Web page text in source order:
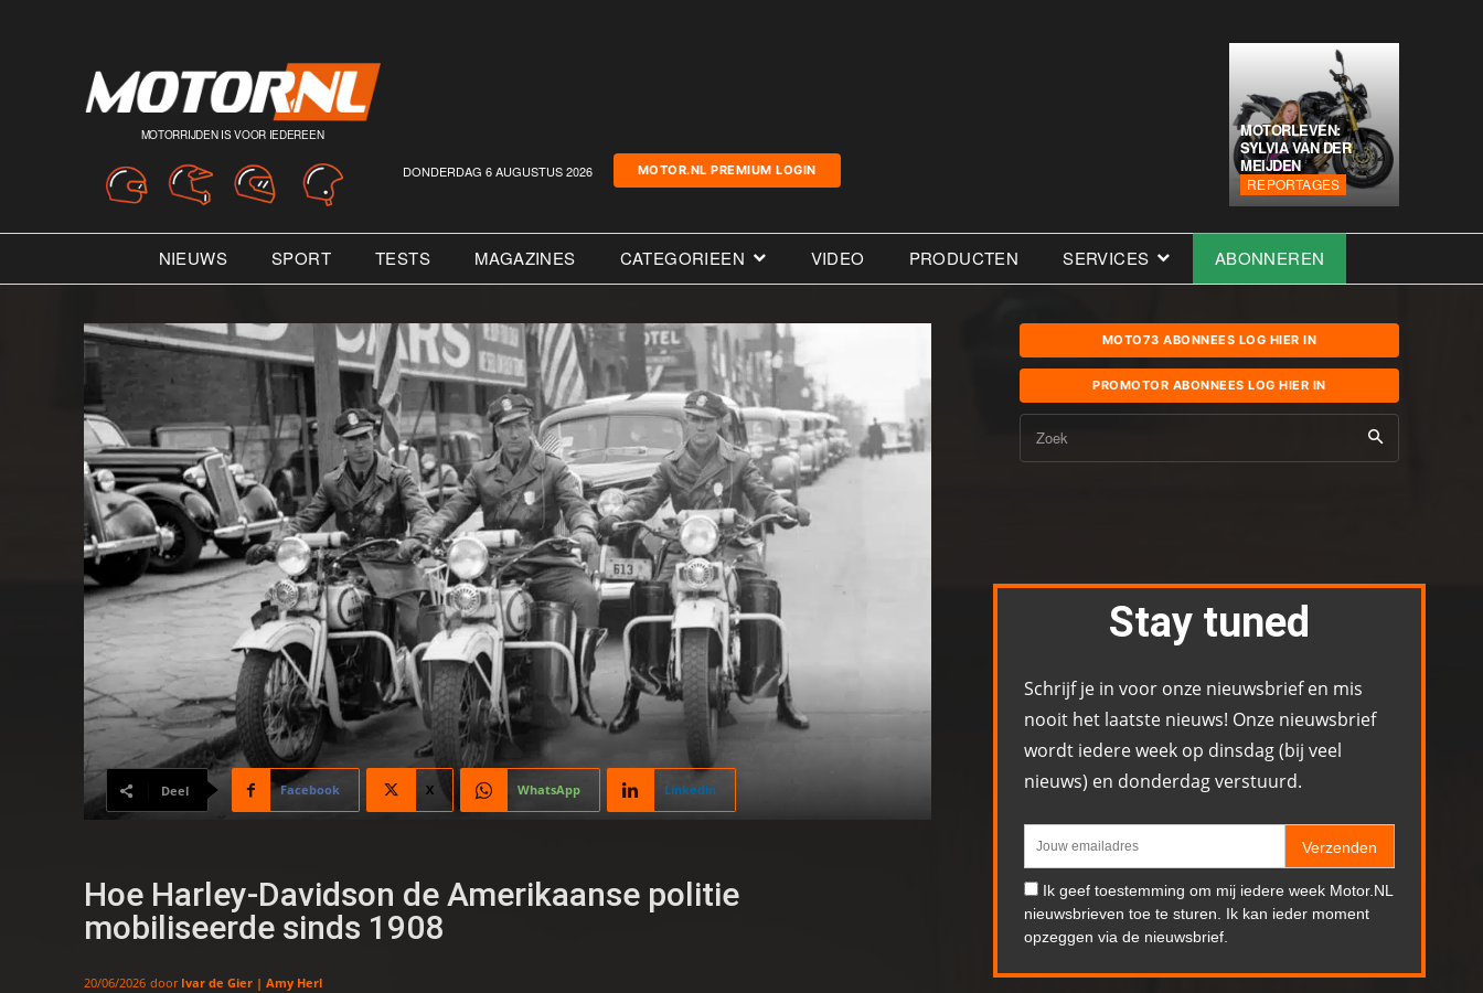
MOTORRIJDEN IS VOOR IEDEREEN
DONDERDAG 6 AUGUSTUS 2026 MOTOR.NL PREMIUM LOGIN
MOTORLEVEN:
SYLVIA VAN DER
MEIJDEN
REPORTAGES
NIEUWS SPORT TESTS MAGAZINES CATEGORIEEN VIDEO PRODUCTEN SERVICES ABONNEREN
Deel Facebook X WhatsApp Linkedin
Hoe Harley-Davidson de Amerikaanse politie
mobiliseerde sinds 1908
20/06/2026 door Ivar de Gier | Amy Herl
MOTO73 ABONNEES LOG HIER IN
PROMOTOR ABONNEES LOG HIER IN
Zoek
Stay tuned
Schrijf je in voor onze nieuwsbrief en mis
nooit het laatste nieuws! Onze nieuwsbrief
wordt iedere week op dinsdag (bij veel
nieuws) en donderdag verstuurd.
Verzenden
Ik geef toestemming om mij iedere week Motor.NL
nieuwsbrieven toe te sturen. Ik kan ieder moment
opzeggen via de nieuwsbrief.